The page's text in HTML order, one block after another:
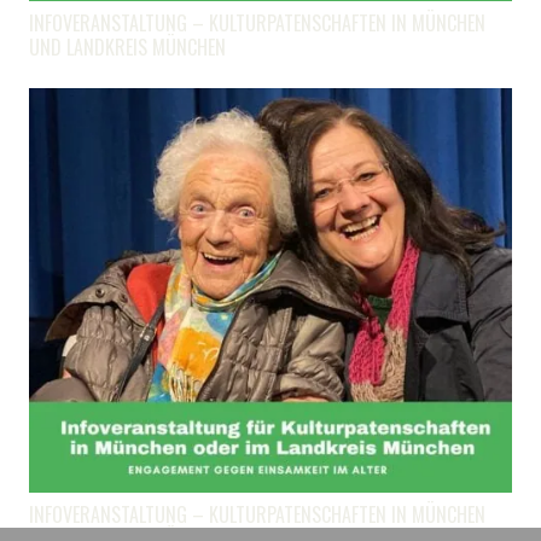
INFOVERANSTALTUNG – KULTURPATENSCHAFTEN IN MÜNCHEN
UND LANDKREIS MÜNCHEN
INFOVERANSTALTUNG – KULTURPATENSCHAFTEN IN MÜNCHEN